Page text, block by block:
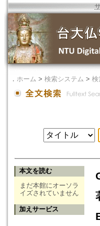
． ホーム > 検索システム > 検
本文を読む
まだ本館にオーソラ
イズされていません
加えサービス